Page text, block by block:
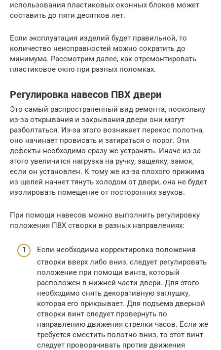
использования пластиковых оконных блоков может
составить до пяти десятков лет.
Если эксплуатация изделий будет правильной, то
количество неисправностей можно сократить до
минимума. Рассмотрим далее, как отремонтировать
пластиковое окно при разных поломках.
Регулировка навесов ПВХ двери
Это самый распространенный вид ремонта, поскольку
из-за открывания и закрывания двери они могут
разболтаться. Из-за этого возникает перекос полотна,
оно начинает провисать и затираться о порог. Эти
дефекты необходимо сразу же устранять. Иначе из-за
этого увеличится нагрузка на ручку, защелку, замок,
если он установлен. К тому же из-за плохого прижима
из щелей начнет тянуть холодом от двери, она не будет
изолировать помещение от посторонних звуков.
При помощи навесов можно выполнить регулировку
положения ПВХ створки в разных направлениях:
Если необходима корректировка положения
створки вверх либо вниз, следует регулировать
положение при помощи винта, который
расположен в нижней части двери. Для этого
необходимо снять декоративную заглушку,
которая его прикрывает. Для подъема дверной
створки винт следует провернуть по
направлению движения стрелки часов. Если же
требуется сместить полотно вниз, то этот винт
следует проворачивать против движения